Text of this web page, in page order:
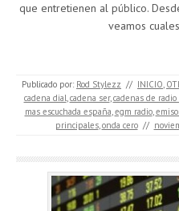
que entretienen al público.
veamos
Publicado por: Rod Stylezz // INICIO,
cadena dial,cadena ser,cadenas de
mas escuchada españa,egm radio,
principales,onda cero //